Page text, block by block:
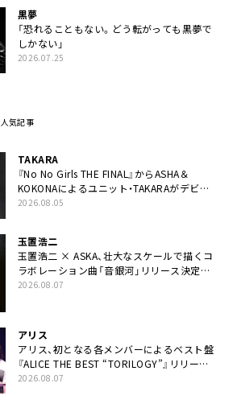
黒夢
「恐れることもない。どう転がっても黒夢で
しかない」
2026.07.25
人気記事
TAKARA
『No No Girls THE FINAL』からASHA＆
KOKONAによるユニット・TAKARAがデビュ
ー
2026.08.05
玉置浩二
玉置浩二 × ASKA、壮大なスケールで描くコ
ラボレーション曲「音銀河」リリース決定。
カップリングには新曲「命の宿り」収録も
2026.08.07
アリス
アリス、初となる各メンバーによるベスト盤
『ALICE THE BEST “TORILOGY”』リリース
決定
2026.08.07